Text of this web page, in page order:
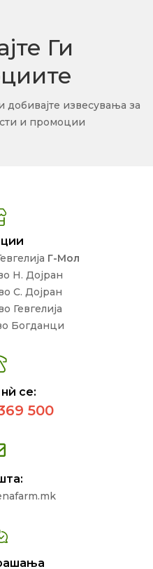
Ги
добивајте извесувања за
и промоции
Г-Мол
Н. Дојран
С. Дојран
Гевгелија
Богданци
се:
500